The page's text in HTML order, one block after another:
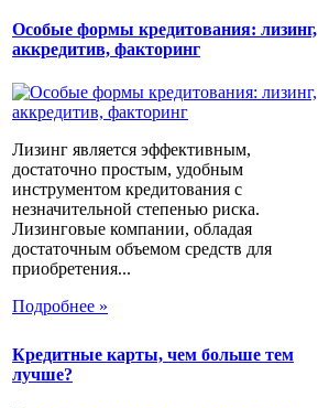
Особые формы кредитования: лизинг,
аккредитив, факторинг
Лизинг является эффективным,
достаточно простым, удобным
инструментом кредитования с
незначительной степенью риска.
Лизинговые компании, обладая
достаточным объемом средств для
приобретения...
Подробнее »
Кредитные карты, чем больше тем
лучше?